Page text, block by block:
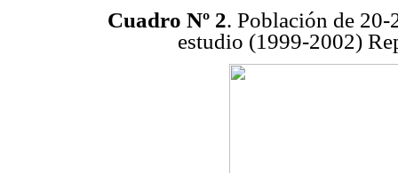
Cuadro Nº 2. Población de 20-
estudio (1999-2002)